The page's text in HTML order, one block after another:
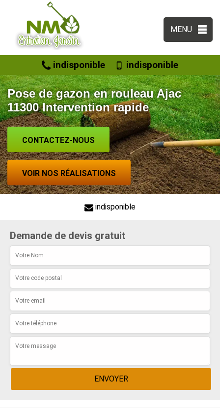
MENU
indisponible indisponible
Pose de gazon en rouleau Ajac
11300 Intervention rapide
CONTACTEZ-NOUS
VOIR NOS RÉALISATIONS
indisponible
Demande de devis gratuit